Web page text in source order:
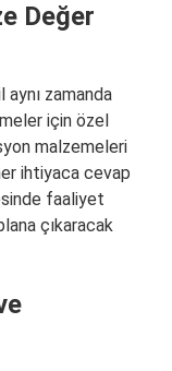
Değer
zamanda
için özel
malzemeleri
ihtiyaca cevap
faaliyet
çıkaracak